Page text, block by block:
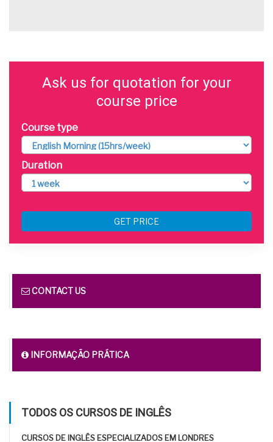
Ask us for quotation for your
course price
Course type
Duration
GET PRICE
CONTACT US
INFORMAÇÃO PRÁTICA
TODOS OS CURSOS DE INGLÊS
CURSOS DE INGLÊS ESPECIALIZADOS EM LONDRES